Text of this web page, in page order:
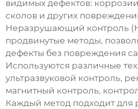
видимых дефектов:
сколов и других
Неразрушающий контроль
продвинутые методы,
дефекты без повреждения
Используются различные
ультразвуковой контроль,
магнитный контроль,
Каждый метод подходит для